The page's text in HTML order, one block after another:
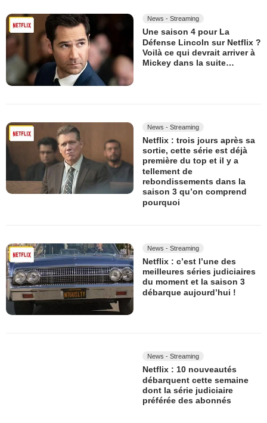
News - Streaming
Une saison 4 pour La
Défense Lincoln sur Netflix ?
Voilà ce qui devrait arriver à
Mickey dans la suite…
News - Streaming
Netflix : trois jours après sa
sortie, cette série est déjà
première du top et il y a
tellement de
rebondissements dans la
saison 3 qu’on comprend
pourquoi
News - Streaming
Netflix : c’est l’une des
meilleures séries judiciaires
du moment et la saison 3
débarque aujourd’hui !
News - Streaming
Netflix : 10 nouveautés
débarquent cette semaine
dont la série judiciaire
préférée des abonnés